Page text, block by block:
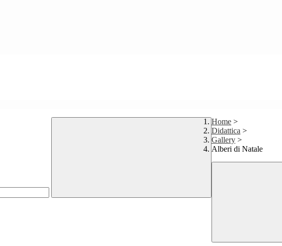
Home >
Didattica >
Gallery >
Alberi di Natale